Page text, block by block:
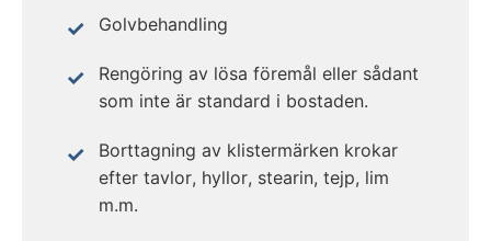
Golvbehandling
Rengöring av lösa föremål eller sådant
som inte är standard i bostaden.
Borttagning av klistermärken krokar
efter tavlor, hyllor, stearin, tejp, lim
m.m.